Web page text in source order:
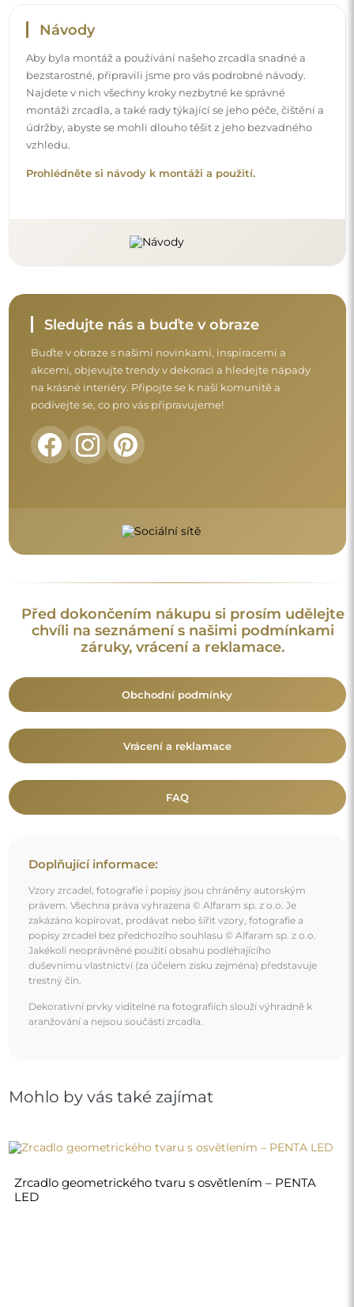
Návody
Aby byla montáž a používání našeho zrcadla snadné a
bezstarostné, připravili jsme pro vás podrobné návody.
Najdete v nich všechny kroky nezbytné ke správné
montáži zrcadla, a také rady týkající se jeho péče, čištění a
údržby, abyste se mohli dlouho těšit z jeho bezvadného
vzhledu.
Prohlédněte si návody k montáži a použití.
Sledujte nás a buďte v obraze
Buďte v obraze s našimi novinkami, inspiracemi a
akcemi, objevujte trendy v dekoraci a hledejte nápady
na krásné interiéry. Připojte se k naší komunitě a
podívejte se, co pro vás připravujeme!
Před dokončením nákupu si prosím udělejte
chvíli na seznámení s našimi podmínkami
záruky, vrácení a reklamace.
Obchodní podmínky
Vrácení a reklamace
FAQ
Doplňující informace:
Vzory zrcadel, fotografie i popisy jsou chráněny autorským
právem. Všechna práva vyhrazena © Alfaram sp. z o.o. Je
zakázáno kopírovat, prodávat nebo šířit vzory, fotografie a
popisy zrcadel bez předchozího souhlasu © Alfaram sp. z o.o.
Jakékoli neoprávněné použití obsahu podléhajícího
duševnímu vlastnictví (za účelem zisku zejména) představuje
trestný čin.
Dekorativní prvky viditelné na fotografiích slouží výhradně k
aranžování a nejsou součástí zrcadla.
Mohlo by vás také zajímat
Zrcadlo geometrického tvaru s osvětlením – PENTA
LED